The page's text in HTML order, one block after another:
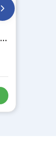
InSideOut Jumper fles 2.2L